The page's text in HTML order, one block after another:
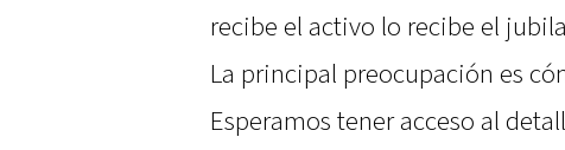
recibe el activo lo recibe el
La principal preocupación es
Esperamos tener acceso al